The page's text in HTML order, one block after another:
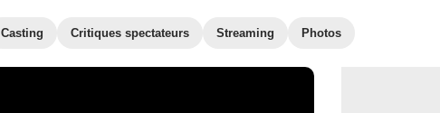
Casting Critiques spectateurs Streaming Photos